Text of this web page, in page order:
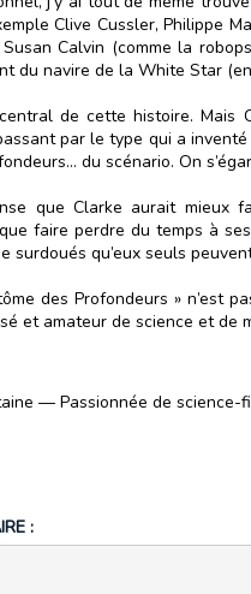
Clive Cussler, Philippe
Calvin (comme la
du navire de la White Star
de cette histoire. Mais
par le type qui a
du scénario. On
que Clarke aurait mieux
faire perdre du temps à
surdoués qu’eux seuls
des Profondeurs » n’est
et amateur de science et de
— Passionnée de science-
: